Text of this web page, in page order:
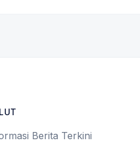
Berita Terkini